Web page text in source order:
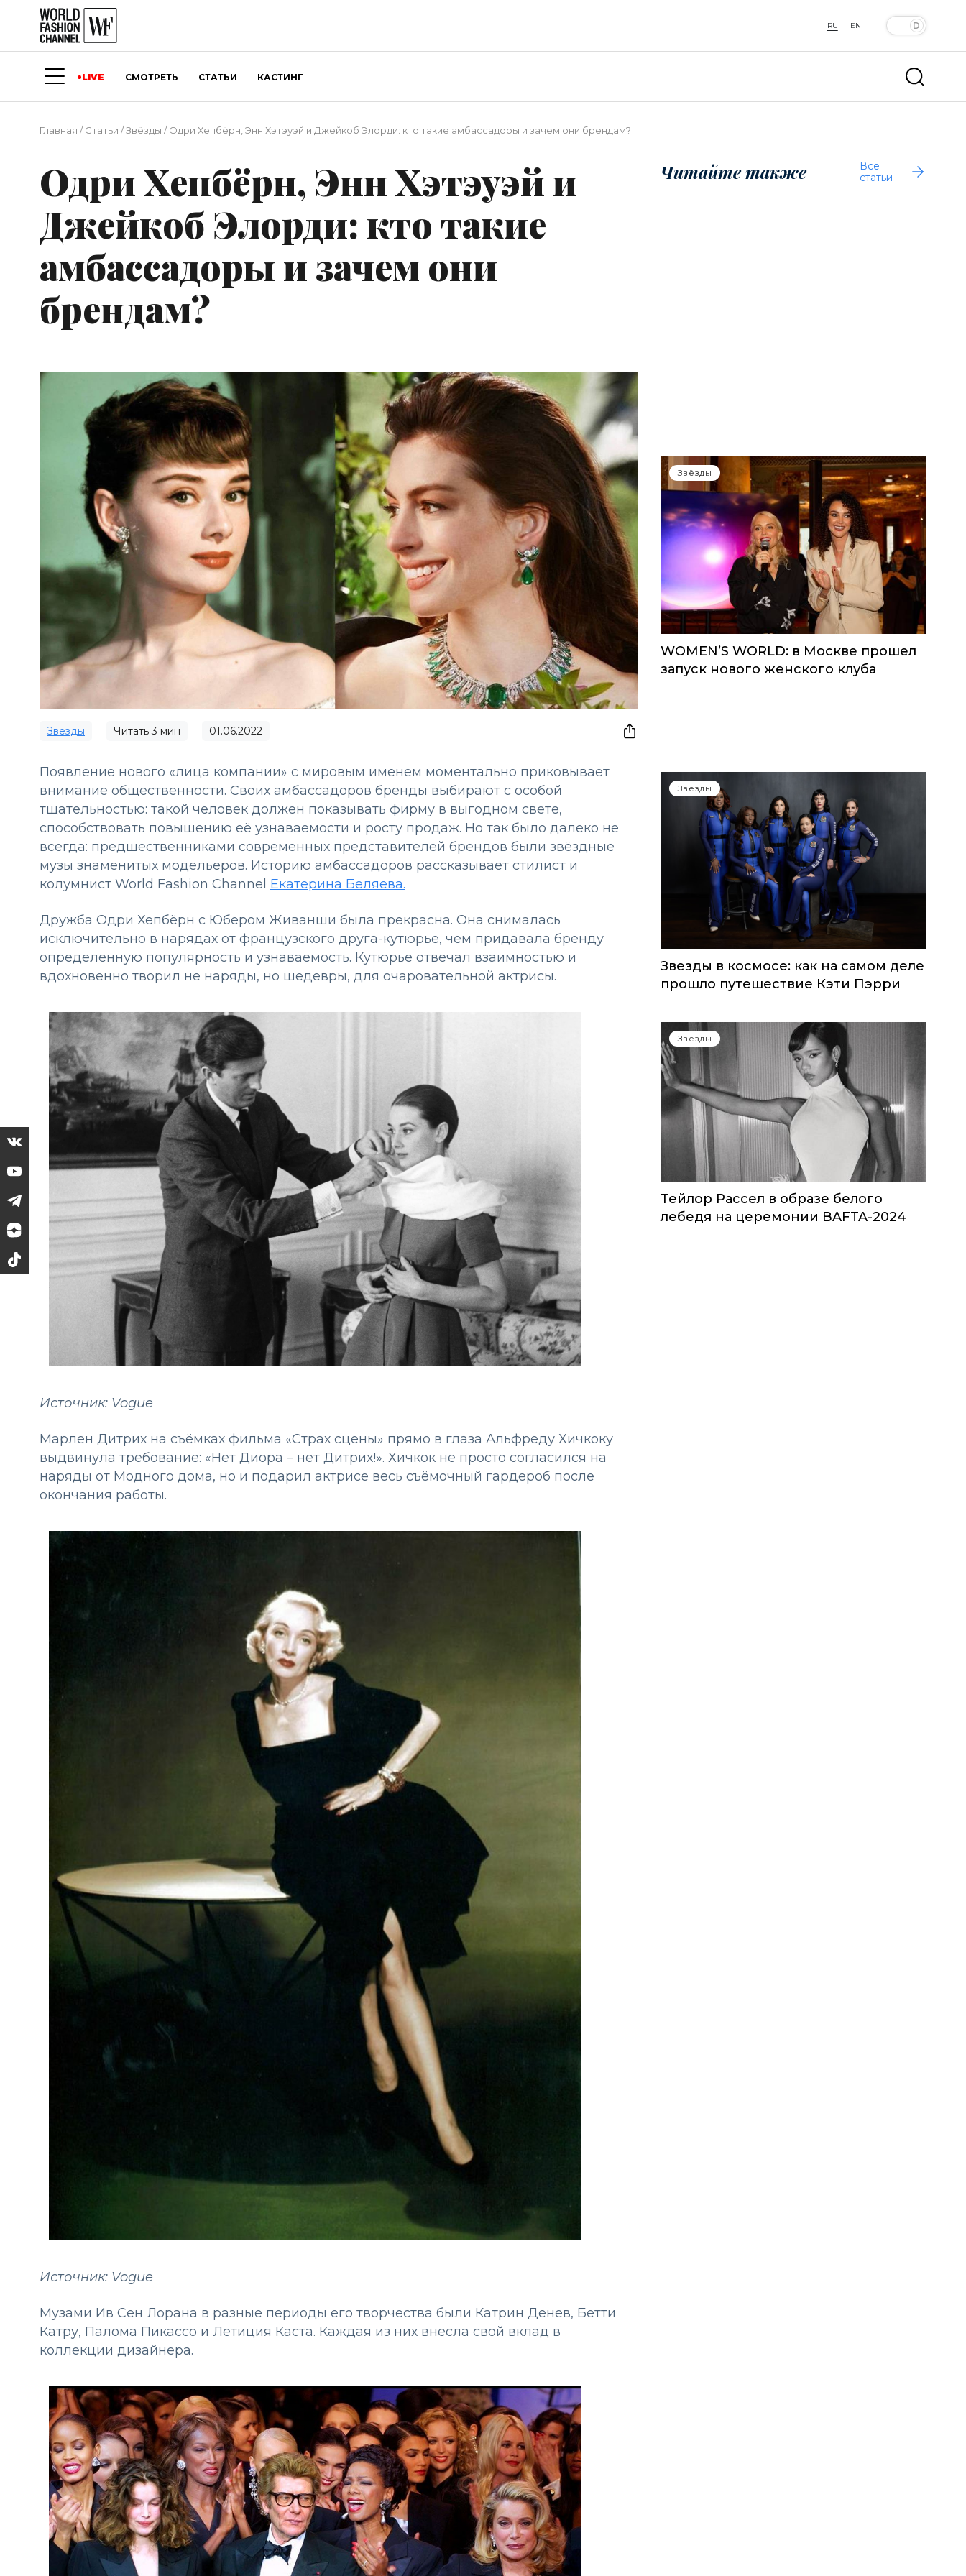
RU EN
LIVE СМОТРЕТЬ СТАТЬИ КАСТИНГ
Главная /Статьи /Звёзды /Одри Хепбёрн, Энн Хэтэуэй и Джейкоб Элорди: кто такие амбассадоры и зачем они брендам?
Одри Хепбёрн, Энн Хэтэуэй и
Джейкоб Элорди: кто такие
амбассадоры и зачем они
брендам?
Звёзды Читать3 мин 01.06.2022
Появление нового «лица компании» с мировым именем моментально приковывает
внимание общественности. Своих амбассадоров бренды выбирают с особой
тщательностью: такой человек должен показывать фирму в выгодном свете,
способствовать повышению её узнаваемости и росту продаж. Но так было далеко не
всегда: предшественниками современных представителей брендов были звёздные
музы знаменитых модельеров. Историю амбассадоров рассказывает стилист и
колумнист World Fashion Channel Екатерина Беляева.
Дружба Одри Хепбёрн с Юбером Живанши была прекрасна. Она снималась
исключительно в нарядах от французского друга-кутюрье, чем придавала бренду
определенную популярность и узнаваемость. Кутюрье отвечал взаимностью и
вдохновенно творил не наряды, но шедевры, для очаровательной актрисы.
Источник: Vogue
Марлен Дитрих на съёмках фильма «Страх сцены» прямо в глаза Альфреду Хичкоку
выдвинула требование: «Нет Диора – нет Дитрих!». Хичкок не просто согласился на
наряды от Модного дома, но и подарил актрисе весь съёмочный гардероб после
окончания работы.
Источник: Vogue
Музами Ив Сен Лорана в разные периоды его творчества были Катрин Денев, Бетти
Катру, Палома Пикассо и Летиция Каста. Каждая из них внесла свой вклад в
коллекции дизайнера.
Читайте также
Все
статьи
Звёзды
WOMEN’S WORLD: в Москве прошел
запуск нового женского клуба
Звёзды
Звезды в космосе: как на самом деле
прошло путешествие Кэти Пэрри
Звёзды
Тейлор Рассел в образе белого
лебедя на церемонии BAFTA-2024